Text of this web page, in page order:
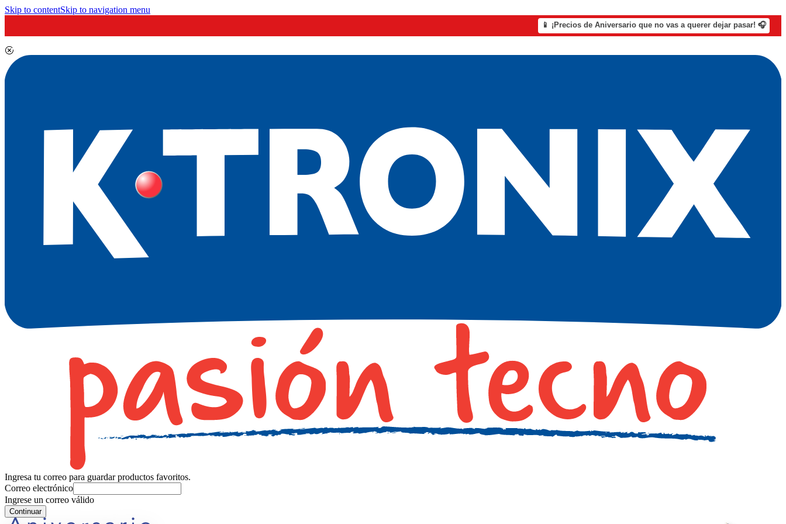
Skip to contentSkip to navigation menu
📱 ¡Precios de Aniversario que no vas a querer dejar pasar! 🎧
Ingresa tu correo para guardar productos favoritos.
Correo electrónico
Ingrese un correo válido
Continuar